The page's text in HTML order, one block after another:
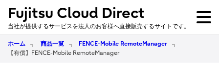
Fujitsu Cloud Direct
当社が提供するサービスを法人のお客様へ直接販売するサイトです。
ホーム 商品一覧
FENCE-Mobile RemoteManager
【有償】FENCE-Mobile RemoteManager